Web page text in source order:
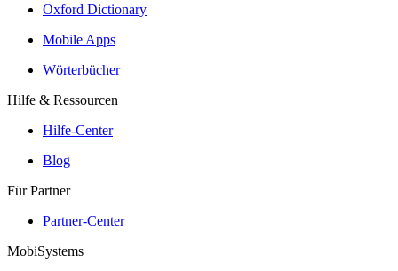
Oxford Dictionary
Mobile Apps
Wörterbücher
Hilfe & Ressourcen
Hilfe-Center
Blog
Für Partner
Partner-Center
MobiSystems